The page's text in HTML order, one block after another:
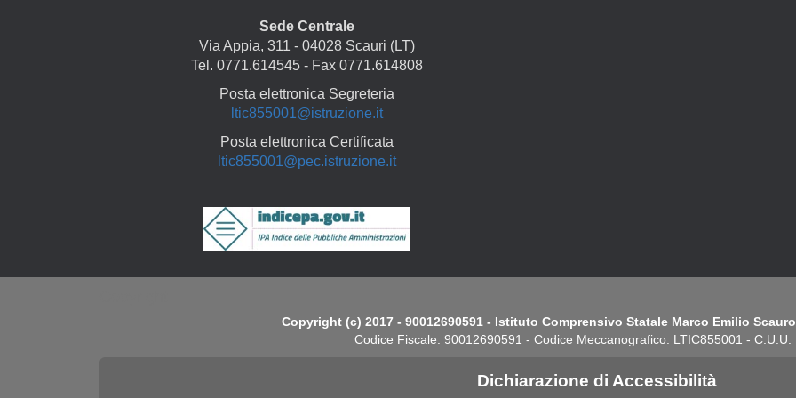
Sede Centrale
Via Appia, 311 - 04028 Scauri (LT)
Tel. 0771.614545 - Fax 0771.614808
Posta elettronica Segreteria
ltic855001@istruzione.it
Posta elettronica Certificata
ltic855001@pec.istruzione.it
Copyright (c) 2017 - 90012690591 - Istituto Comprensivo Statale Marco Emilio
Codice Fiscale: 90012690591 - Codice Meccanografico: LTIC855001 - C.U.U.
Dichiarazione di Accessibilità